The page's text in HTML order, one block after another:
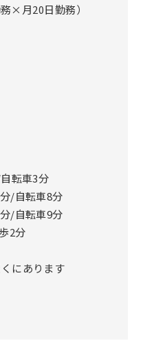
×月20日勤務）
転車3分
/自転車8分
/自転車9分
2分
にあります